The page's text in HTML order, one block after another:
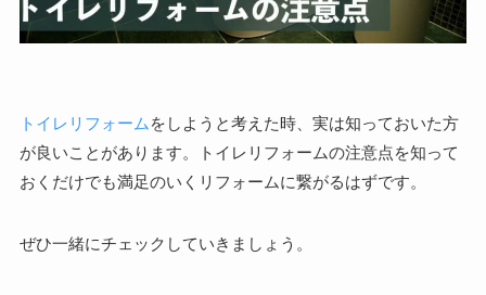
トイレリフォーム をしようと考えた時、実は知っておいた方
が良いことがあります。トイレリフォームの注意点を知って
おくだけでも満足のいくリフォームに繋がるはずです。
ぜひ一緒にチェックしていきましょう。